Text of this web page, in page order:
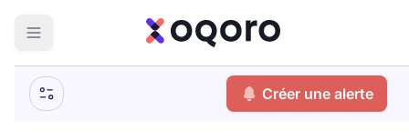
Votre
recherche
Créer une alerte